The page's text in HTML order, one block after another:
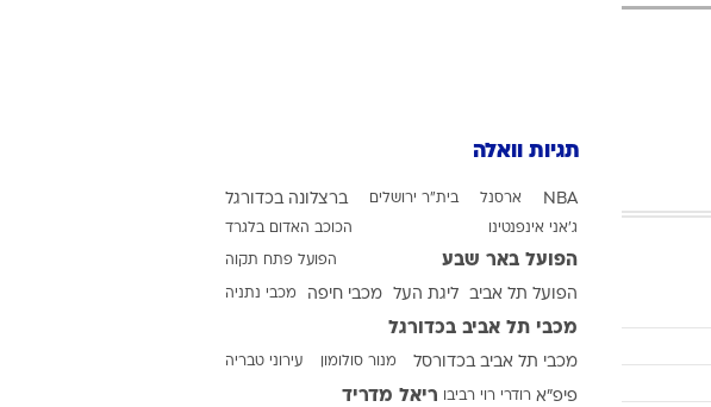
4-4-2
משרד החוץ
ספורט בחקירה
סוגרים שנה
מונדיאל 2014
כתבו לנותגיות וואלה
NBA ארסנל בית"ר ירושלים ברצלונה בכדורגל
ג'אני אינפנטינו הכוכב האדום בלגרד
הפועל באר שבע הפועל פתח תקוה
הפועל תל אביב ליגת העל מכבי חיפה מכבי נתניה
מכבי תל אביב בכדורגל
מכבי תל אביב בכדורסל מנור סולומון עירוני טבריה
פיפ"א רודרי רוי רביבו ריאל מדריד